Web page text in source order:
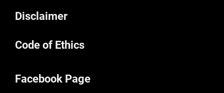
Disclaimer
Code of Ethics
Facebook Page